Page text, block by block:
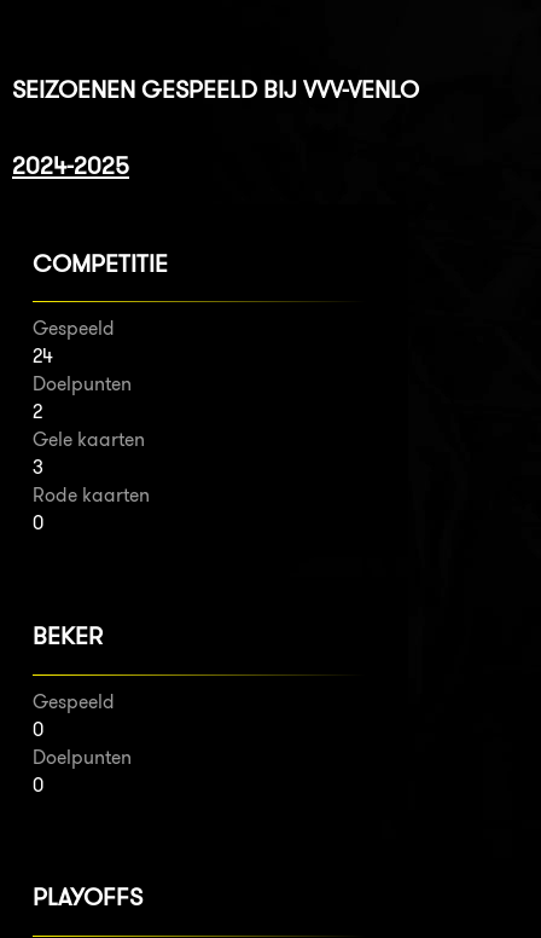
SEIZOENEN GESPEELD BIJ VVV-VENLO
2024-2025
COMPETITIE
Gespeeld
24
Doelpunten
2
Gele kaarten
3
Rode kaarten
0
BEKER
Gespeeld
0
Doelpunten
0
PLAYOFFS